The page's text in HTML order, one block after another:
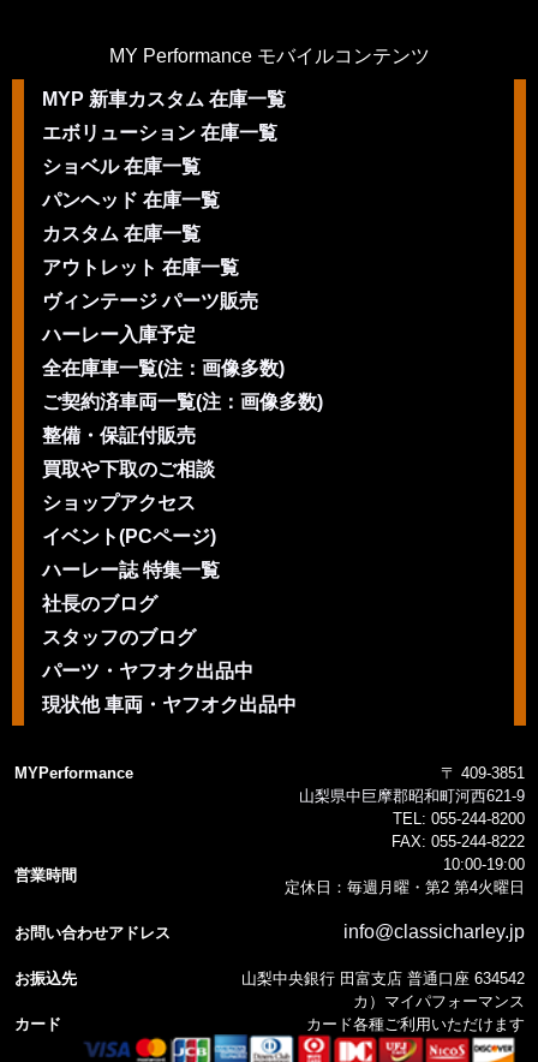
MY Performance モバイルコンテンツ
MYP 新車カスタム 在庫一覧
エボリューション 在庫一覧
ショベル 在庫一覧
パンヘッド 在庫一覧
カスタム 在庫一覧
アウトレット 在庫一覧
ヴィンテージ パーツ販売
ハーレー入庫予定
全在庫車一覧(注：画像多数)
ご契約済車両一覧(注：画像多数)
整備・保証付販売
買取や下取のご相談
ショップアクセス
イベント(PCページ)
ハーレー誌 特集一覧
社長のブログ
スタッフのブログ
パーツ・ヤフオク出品中
現状他 車両・ヤフオク出品中
MYPerformance
〒 409-3851
山梨県中巨摩郡昭和町河西621-9
TEL: 055-244-8200
FAX: 055-244-8222
営業時間
10:00-19:00
定休日：毎週月曜・第2 第4火曜日
お問い合わせアドレス info@classicharley.jp
お振込先
山梨中央銀行 田富支店 普通口座 634542
カ）マイパフォーマンス
カード
カード各種ご利用いただけます